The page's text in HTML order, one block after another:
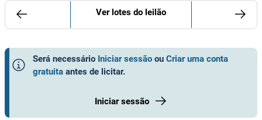
Ver lotes do leilão
Será necessário Iniciar sessão ou Criar uma conta
gratuita antes de licitar.
Iniciar sessão